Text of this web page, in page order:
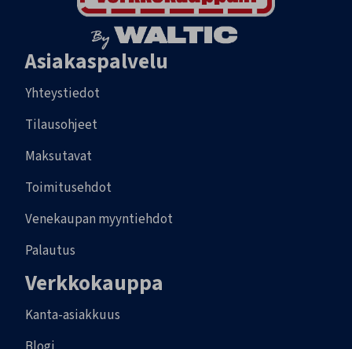
Asiakaspalvelu
Yhteystiedot
Tilausohjeet
Maksutavat
Toimitusehdot
Venekaupan myyntiehdot
Palautus
Verkkokauppa
Kanta-asiakkuus